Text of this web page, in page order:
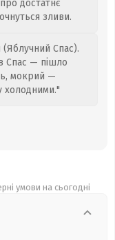
достатнє
зливи.
Спас).
Спас — пішло
мокрий —
холодними."
умови на сьогодні